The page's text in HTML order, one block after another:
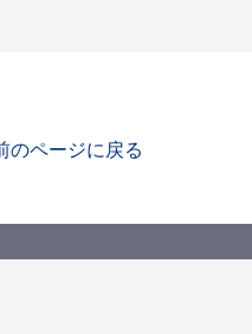
のページに戻る